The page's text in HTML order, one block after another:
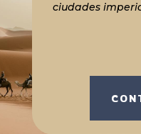
ciudades